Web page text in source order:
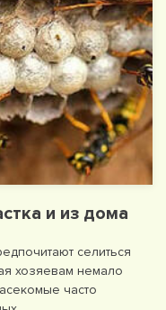
и из дома
селиться
хозяевам немало
часто